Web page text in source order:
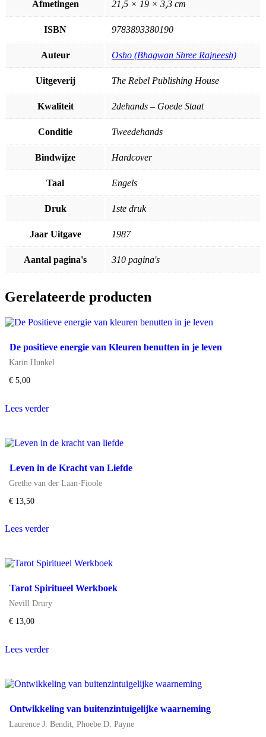
Afmetingen 21,5 × 19 × 3,3 cm
ISBN 9783893380190
Auteur Osho (Bhagwan Shree Rajneesh)
Uitgeverij The Rebel Publishing House
Kwaliteit 2dehands – Goede Staat
Conditie Tweedehands
Bindwijze Hardcover
Taal Engels
Druk 1ste druk
Jaar Uitgave 1987
Aantal pagina's 310 pagina's
Gerelateerde producten
De positieve energie van Kleuren benutten in je leven
Karin Hunkel
€5,00
Lees verder
Leven in de Kracht van Liefde
Grethe van der Laan-Fioole
€13,50
Lees verder
Tarot Spiritueel Werkboek
Nevill Drury
€13,00
Lees verder
Ontwikkeling van buitenzintuigelijke waarneming
Laurence J. Bendit ,Phoebe D. Payne